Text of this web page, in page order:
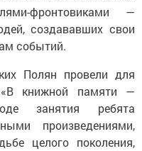
фронтовиками —
создававших свои
событий.
Полян провели для
книжной памяти —
занятия ребята
произведениями,
целого поколения,